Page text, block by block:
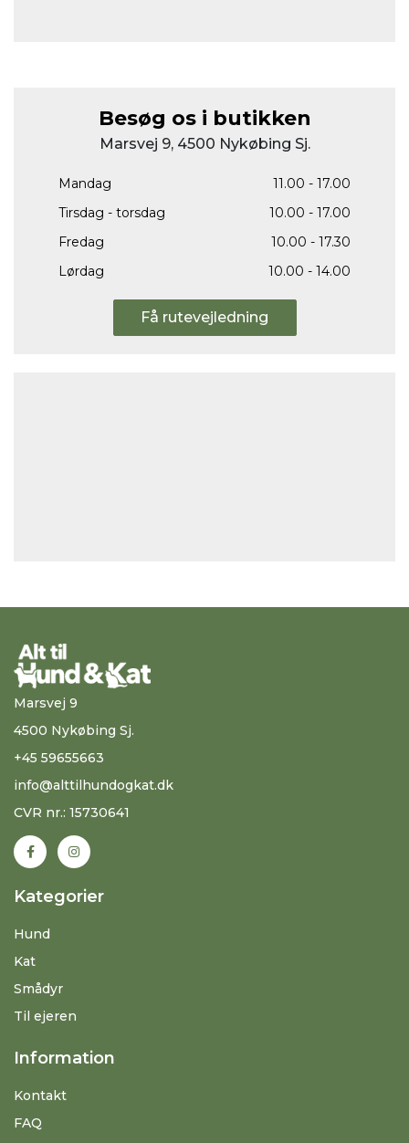
Besøg os i butikken
Marsvej 9, 4500 Nykøbing Sj.
Mandag
11.00 - 17.00
Tirsdag - torsdag
10.00 - 17.00
Fredag
10.00 - 17.30
Lørdag
10.00 - 14.00
Få rutevejledning
Marsvej 9
4500 Nykøbing Sj.
+45 59655663
info@alttilhundogkat.dk
CVR nr.: 15730641
Kategorier
Hund
Kat
Smådyr
Til ejeren
Information
Kontakt
FAQ